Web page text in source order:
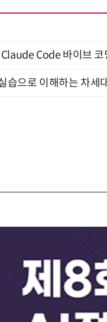
Code 바이브
습으로 이해하는 차세